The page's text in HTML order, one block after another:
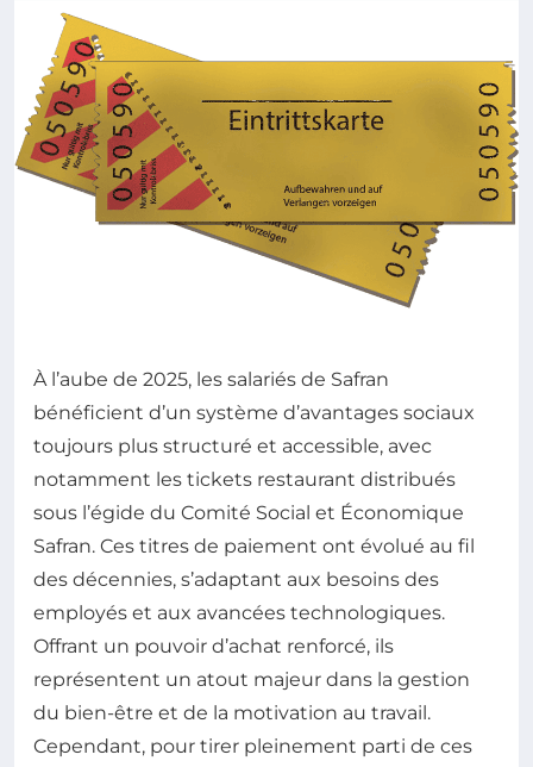
À l’aube de 2025, les salariés de Safran
bénéficient d’un système d’avantages sociaux
toujours plus structuré et accessible, avec
notamment les tickets restaurant distribués
sous l’égide du Comité Social et Économique
Safran. Ces titres de paiement ont évolué au fil
des décennies, s’adaptant aux besoins des
employés et aux avancées technologiques.
Offrant un pouvoir d’achat renforcé, ils
représentent un atout majeur dans la gestion
du bien-être et de la motivation au travail.
Cependant, pour tirer pleinement parti de ces